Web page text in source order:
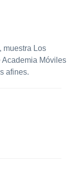
muestra Los
Academia Móviles
afines.